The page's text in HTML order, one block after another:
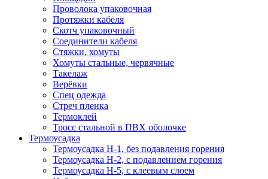
Проволока упаковочная
Протяжки кабеля
Скотч упаковочный
Соединители кабеля
Стяжки, хомуты
Хомуты стальные, червячные
Такелаж
Верёвки
Спец одежда
Стреч пленка
Термоклей
Тросс стальной в ПВХ оболочке
Термоусадка
Термоусадка H-1, без подавления горения
Термоусадка H-2, с подавлением горения
Термоусадка H-5, с клеевым слоем